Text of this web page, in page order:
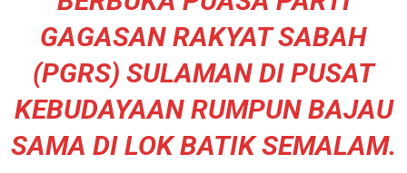
GAGASAN RAKYAT SABAH
(PGRS) SULAMAN DI PUSAT
KEBUDAYAAN RUMPUN BAJAU
SAMA DI LOK BATIK SEMALAM.